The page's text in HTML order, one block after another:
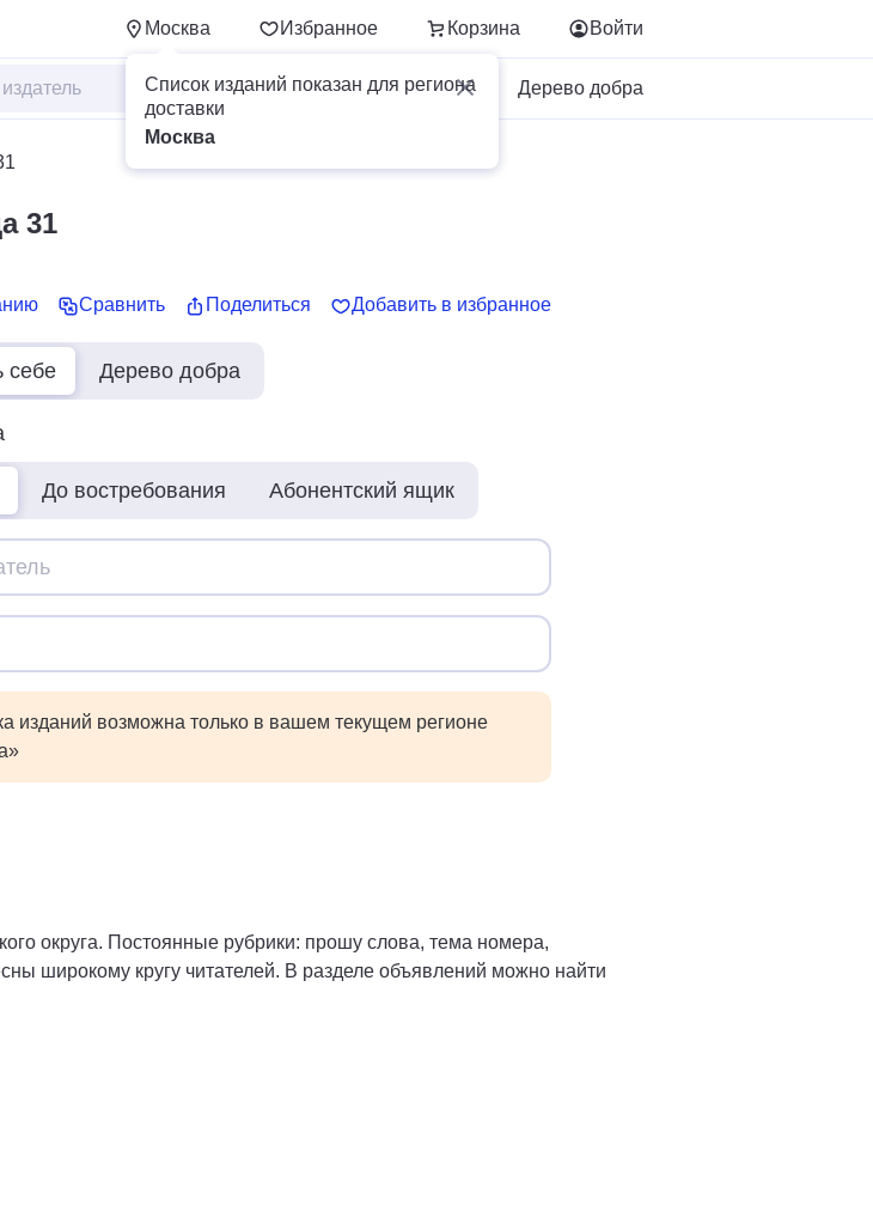
Москва Избранное Корзина
Список изданий показан для региона
доставки
Москва
Войти
Для бизнеса Дерево добра
31
Сравнить Поделиться Добавить в избранное
себе Дерево добра
До востребования Абонентский ящик
изданий возможна только в вашем текущем регионе
округа. Постоянные рубрики: прошу слова, тема номера,
широкому кругу читателей. В разделе объявлений можно найти